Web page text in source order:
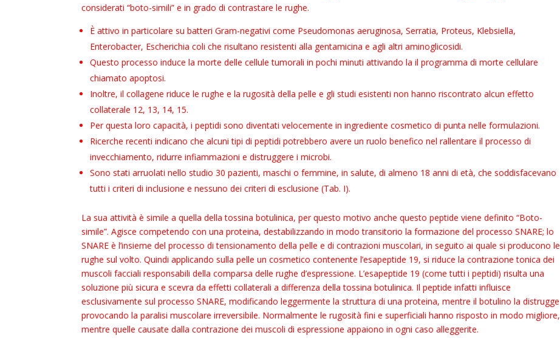
considerati “boto-simili” e in grado di contrastare le rughe.
È attivo in particolare su batteri Gram-negativi come Pseudomonas aeruginosa, Serratia, Proteus, Klebsiella,
Enterobacter, Escherichia coli che risultano resistenti alla gentamicina e agli altri aminoglicosidi.
Questo processo induce la morte delle cellule tumorali in pochi minuti attivando la il programma di morte cellulare
chiamato apoptosi.
Inoltre, il collagene riduce le rughe e la rugosità della pelle e gli studi esistenti non hanno riscontrato alcun effetto
collaterale 12, 13, 14, 15.
Per questa loro capacità, i peptidi sono diventati velocemente in ingrediente cosmetico di punta nelle formulazioni.
Ricerche recenti indicano che alcuni tipi di peptidi potrebbero avere un ruolo benefico nel rallentare il processo di
invecchiamento, ridurre infiammazioni e distruggere i microbi.
Sono stati arruolati nello studio 30 pazienti, maschi o femmine, in salute, di almeno 18 anni di età, che soddisfacevano
tutti i criteri di inclusione e nessuno dei criteri di esclusione (Tab. I).
La sua attività è simile a quella della tossina botulinica, per questo motivo anche questo peptide viene definito “Boto-
simile”. Agisce competendo con una proteina, destabilizzando in modo transitorio la formazione del processo SNARE; lo
SNARE è l’insieme del processo di tensionamento della pelle e di contrazioni muscolari, in seguito ai quale si producono le
rughe sul volto. Quindi applicando sulla pelle un cosmetico contenente l’esapeptide 19, si riduce la contrazione tonica dei
muscoli facciali responsabili della comparsa delle rughe d’espressione. L’esapeptide 19 (come tutti i peptidi) risulta una
soluzione più sicura e scevra da effetti collaterali a differenza della tossina botulinica. Il peptide infatti influisce
esclusivamente sul processo SNARE, modificando leggermente la struttura di una proteina, mentre il botulino la distrugge
provocando la paralisi muscolare irreversibile. Normalmente le rugosità fini e superficiali hanno risposto in modo migliore,
mentre quelle causate dalla contrazione dei muscoli di espressione appaiono in ogni caso alleggerite.